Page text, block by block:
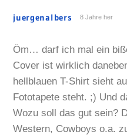
juergenalbers 8 Jahre her
Öm… darf ich mal ein
Cover ist wirklich
hellblauen T-Shirt sieht
Fototapete steht. ;) Und
Wozu soll das gut sein?
Western, Cowboys o.a.